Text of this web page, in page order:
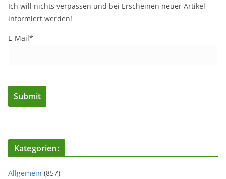
Ich will nichts verpassen und bei Erscheinen neuer Artikel
informiert werden!
E-Mail*
Kategorien:
Allgemein (857)